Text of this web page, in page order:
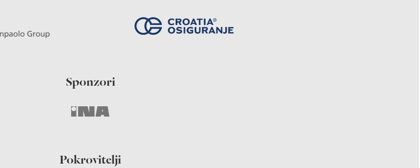
Sponzori
Pokrovitelji